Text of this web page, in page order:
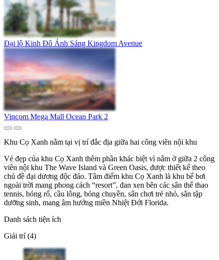
Đại lộ Kinh Đô Ánh Sáng Kingdom Avenue
Vincom Mega Mall Ocean Park 2
Khu Cọ Xanh nằm tại vị trí đắc địa giữa hai công viên nội khu
Vẻ đẹp của khu Cọ Xanh thêm phần khác biệt vì nằm ở giữa 2 công
viên nội khu The Wave Island và Green Oasis, được thiết kế theo
chủ đề đại dương độc đáo. Tâm điểm khu Cọ Xanh là khu bể bơi
ngoài trời mang phong cách “resort”, đan xen bên các sân thể thao
tennis, bóng rổ, cầu lông, bóng chuyền, sân chơi trẻ nhỏ, sân tập
dưỡng sinh, mang âm hưởng miền Nhiệt Đới Florida.
Danh sách tiện ích
Giải trí (4)